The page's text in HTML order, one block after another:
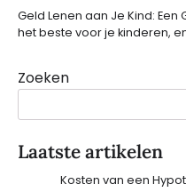
Geld Lenen aan Je Kind:
het beste voor je kinderen,
Zoeken
Laatste artikelen
Kosten van een